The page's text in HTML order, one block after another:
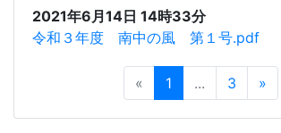
2021年6月14日 14時33分
令和３年度 南中の風 第１号.pdf
« 1 ... 3 »